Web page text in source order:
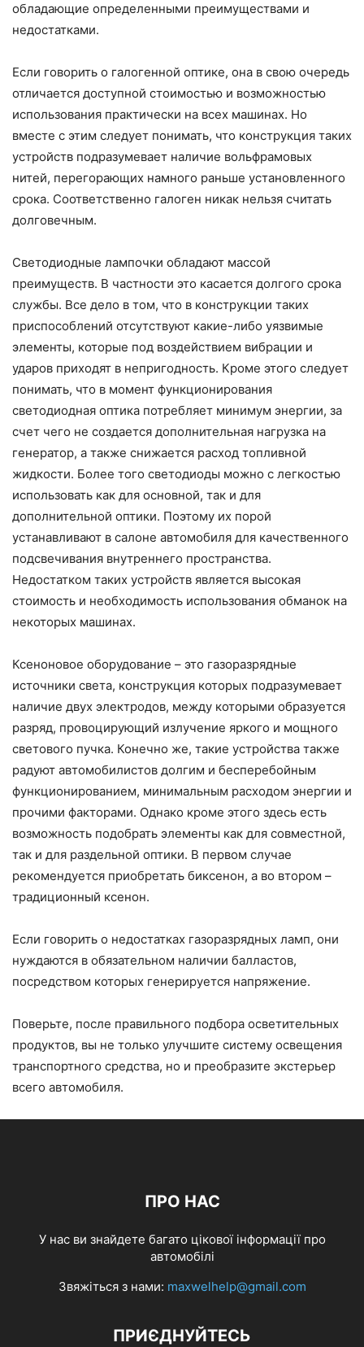
обладающие определенными преимуществами и
недостатками.
Если говорить о галогенной оптике, она в свою очередь
отличается доступной стоимостью и возможностью
использования практически на всех машинах. Но
вместе с этим следует понимать, что конструкция таких
устройств подразумевает наличие вольфрамовых
нитей, перегорающих намного раньше установленного
срока. Соответственно галоген никак нельзя считать
долговечным.
Светодиодные лампочки обладают массой
преимуществ. В частности это касается долгого срока
службы. Все дело в том, что в конструкции таких
приспособлений отсутствуют какие-либо уязвимые
элементы, которые под воздействием вибрации и
ударов приходят в непригодность. Кроме этого следует
понимать, что в момент функционирования
светодиодная оптика потребляет минимум энергии, за
счет чего не создается дополнительная нагрузка на
генератор, а также снижается расход топливной
жидкости. Более того светодиоды можно с легкостью
использовать как для основной, так и для
дополнительной оптики. Поэтому их порой
устанавливают в салоне автомобиля для качественного
подсвечивания внутреннего пространства.
Недостатком таких устройств является высокая
стоимость и необходимость использования обманок на
некоторых машинах.
Ксеноновое оборудование – это газоразрядные
источники света, конструкция которых подразумевает
наличие двух электродов, между которыми образуется
разряд, провоцирующий излучение яркого и мощного
светового пучка. Конечно же, такие устройства также
радуют автомобилистов долгим и бесперебойным
функционированием, минимальным расходом энергии и
прочими факторами. Однако кроме этого здесь есть
возможность подобрать элементы как для совместной,
так и для раздельной оптики. В первом случае
рекомендуется приобретать биксенон, а во втором –
традиционный ксенон.
Если говорить о недостатках газоразрядных ламп, они
нуждаются в обязательном наличии балластов,
посредством которых генерируется напряжение.
Поверьте, после правильного подбора осветительных
продуктов, вы не только улучшите систему освещения
транспортного средства, но и преобразите экстерьер
всего автомобиля.
ПРО НАС
У нас ви знайдете багато цікової інформації про
автомобілі
Звяжіться з нами: maxwelhelp@gmail.com
ПРИЄДНУЙТЕСЬ